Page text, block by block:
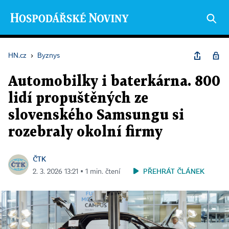
HN.cz › Byznys
Automobilky i baterkárna. 800
lidí propuštěných ze
slovenského Samsungu si
rozebraly okolní firmy
ČTK
2. 3. 2026 13:21 ▪ 1 min. čtení PŘEHRÁT ČLÁNEK